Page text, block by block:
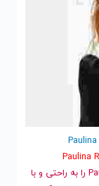
و قدیمی پائولینا روبیو | Paulina Rubio را به راحتی و با